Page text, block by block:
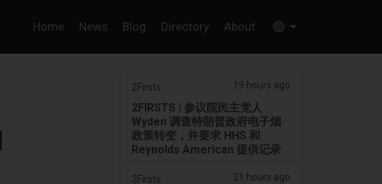
Home News Blog Directory About
2Firsts 19 hours ago
2FIRSTS | 参议院民主党人
Wyden 调查特朗普政府电子烟
政策转变，并要求 HHS 和
Reynolds American 提供记录
2Firsts 21 hours ago